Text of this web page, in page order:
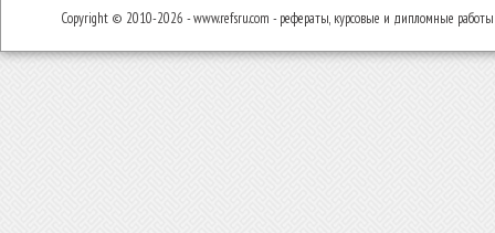
Copyright © 2010-2026 - www.refsru.com - рефераты, курсовые и дипломные работы